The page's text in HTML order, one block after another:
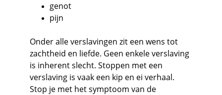
genot
pijn
Onder alle verslavingen zit een wens tot
zachtheid en liefde. Geen enkele verslaving
is inherent slecht. Stoppen met een
verslaving is vaak een kip en ei verhaal.
Stop je met het symptoom van de